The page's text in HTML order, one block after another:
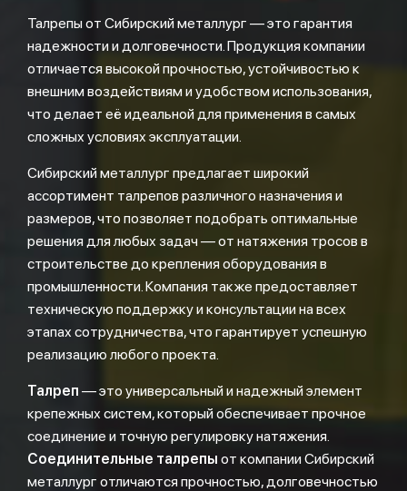
Талрепы от Сибирский металлург — это гарантия
надежности и долговечности. Продукция компании
отличается высокой прочностью, устойчивостью к
внешним воздействиям и удобством использования,
что делает её идеальной для применения в самых
сложных условиях эксплуатации.
Сибирский металлург предлагает широкий
ассортимент талрепов различного назначения и
размеров, что позволяет подобрать оптимальные
решения для любых задач — от натяжения тросов в
строительстве до крепления оборудования в
промышленности. Компания также предоставляет
техническую поддержку и консультации на всех
этапах сотрудничества, что гарантирует успешную
реализацию любого проекта.
Талреп — это универсальный и надежный элемент
крепежных систем, который обеспечивает прочное
соединение и точную регулировку натяжения.
Соединительные талрепы от компании Сибирский
металлург отличаются прочностью, долговечностью